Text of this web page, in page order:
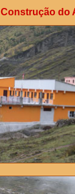
Construção do